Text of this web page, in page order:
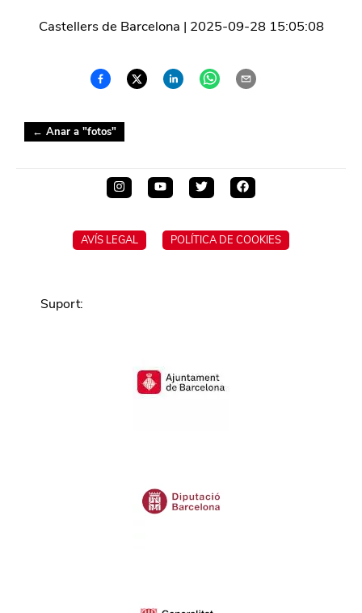
Castellers de Barcelona | 2025-09-28 15:05:08
← Anar a "fotos"
AVÍS LEGAL POLÍTICA DE COOKIES
Suport: